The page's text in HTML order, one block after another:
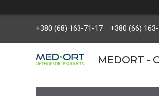
+380 (68) 163-71-17 +380 (66)
MEDORT -